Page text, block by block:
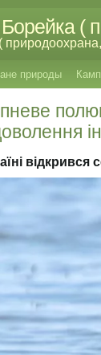
(
природы